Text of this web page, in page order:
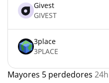
Givest
GIVEST
3place
3PLACE
Mayores 5 perdedores 24h